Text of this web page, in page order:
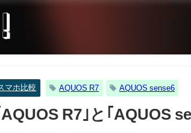
マホ比較 AQUOS R7 AQUOS sense6
AQUOS R7｣と｢AQUOS